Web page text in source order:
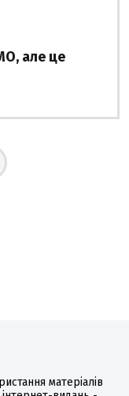
але це
матеріалів